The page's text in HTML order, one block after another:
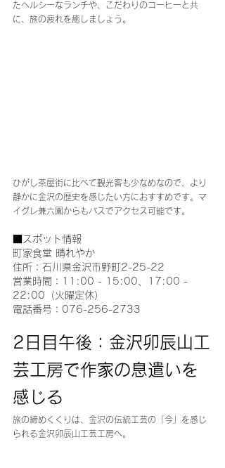
たヘルシーなランチや、こだわりのコーヒーと共
に、旅の疲れを癒しましょう。
ひがし茶屋街に比べて観光客も少なめなので、より
静かに金沢の歴史を感じたい方におすすめです。マ
イグレ兼六園からもバスでアクセス可能です。
■スポット情報
町家食堂 晴れやか
住所：石川県金沢市野町2-25-22
営業時間：11:00 - 15:00、17:00 -
22:00（火曜定休）
電話番号：076-256-2733
2日目午後：金沢卯辰山工
芸工房で作家の息遣いを
感じる
旅の締めくくりは、金沢の伝統工芸の「今」を感じ
られる金沢卯辰山工芸工房へ。